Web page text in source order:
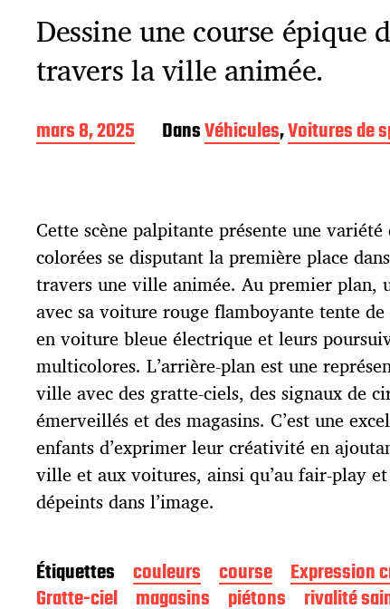
Dessine une course épique
travers la ville animée.
D
a
e
p
u
b
l
i
c
a
t
i
o
n
mars 8, 2025 DansVéhicules,Voitures de
Cette scène palpitante présente une
colorées se disputant la première place
travers une ville animée. Au premier plan,
avec sa voiture rouge flamboyante tente
en voiture bleue électrique et leurs
multicolores. L’arrière-plan est une
ville avec des gratte-ciels, des signaux de
émerveillés et des magasins. C’est une
enfants d’exprimer leur créativité en
ville et aux voitures, ainsi qu’au fair-play
dépeints dans l’image.
Étiquettes couleurs course Expression
Gratte-ciel
magasins piétons rivalité